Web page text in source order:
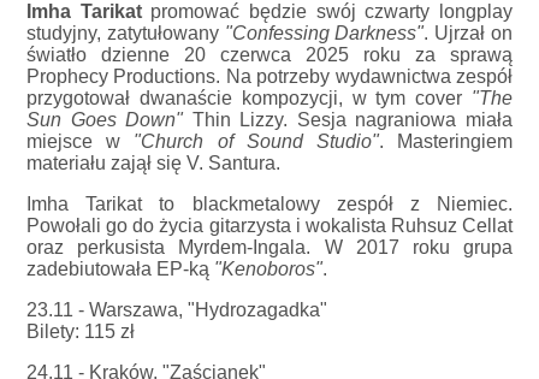
Imha Tarikat promować będzie swój czwarty longplay
studyjny, zatytułowany"Confessing Darkness". Ujrzał on
światło dzienne 20 czerwca 2025 roku za sprawą
Prophecy Productions. Na potrzeby wydawnictwa zespół
przygotował dwanaście kompozycji, w tym cover "The
Sun Goes Down"Thin Lizzy. Sesja nagraniowa miała
miejsce w "Church of Sound Studio". Masteringiem
materiału zajął się V. Santura.
Imha Tarikat to blackmetalowy zespół z Niemiec.
Powołali go do życia gitarzysta i wokalista Ruhsuz Cellat
oraz perkusista Myrdem-Ingala. W 2017 roku grupa
zadebiutowała EP-ką "Kenoboros".
23.11 - Warszawa, "Hydrozagadka"
Bilety: 115 zł
24.11 - Kraków, "Zaścianek"